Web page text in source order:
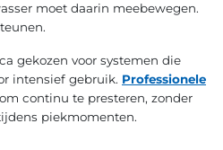
moet daarin meebewegen.
gekozen voor systemen die
intensief gebruik. Professionele
continu te presteren, zonder
piekmomenten.